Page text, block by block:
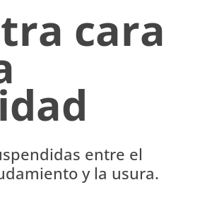
cara
entre el
y la usura.